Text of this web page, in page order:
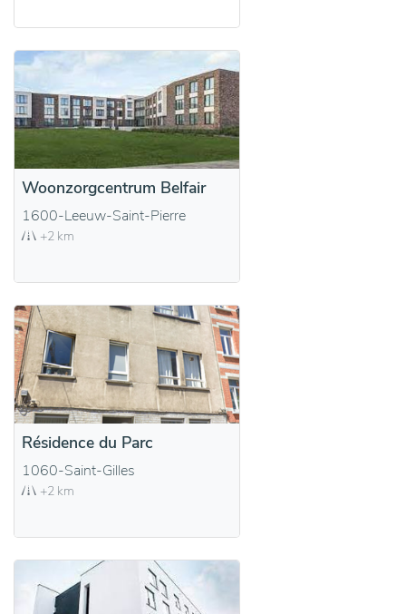
Woonzorgcentrum Belfair
1600-Leeuw-Saint-Pierre
+2 km
Résidence du Parc
1060-Saint-Gilles
+2 km